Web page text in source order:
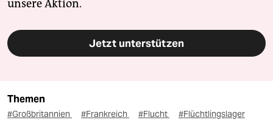
unsere Aktion.
Jetzt unterstützen
Themen
#Großbritannien #Frankreich #Flucht
#Flüchtlingslager